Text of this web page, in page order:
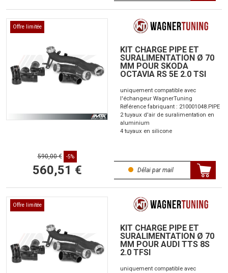
Offre limitée
KIT CHARGE PIPE ET
SURALIMENTATION Ø 70
MM POUR SKODA
OCTAVIA RS 5E 2.0 TSI
uniquement compatible avec
l'échangeur WagnerTuning
Référence fabriquant : 210001048.PIPE
2 tuyaux d'air de suralimentation en
aluminium
4 tuyaux en silicone
590,00 € -5%
560,51 € Délai par mail
Offre limitée
KIT CHARGE PIPE ET
SURALIMENTATION Ø 70
MM POUR AUDI TTS 8S
2.0 TFSI
uniquement compatible avec